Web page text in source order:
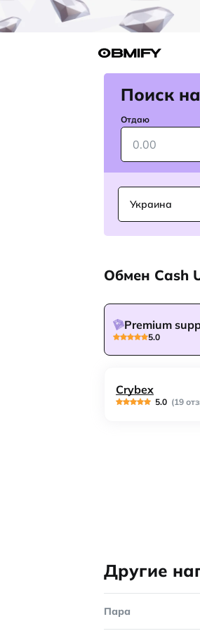
Поиск
Отдаю
Украина
Обмен Cash
Premium
5.0
Crybex
5.0 (19
Другие
Пара